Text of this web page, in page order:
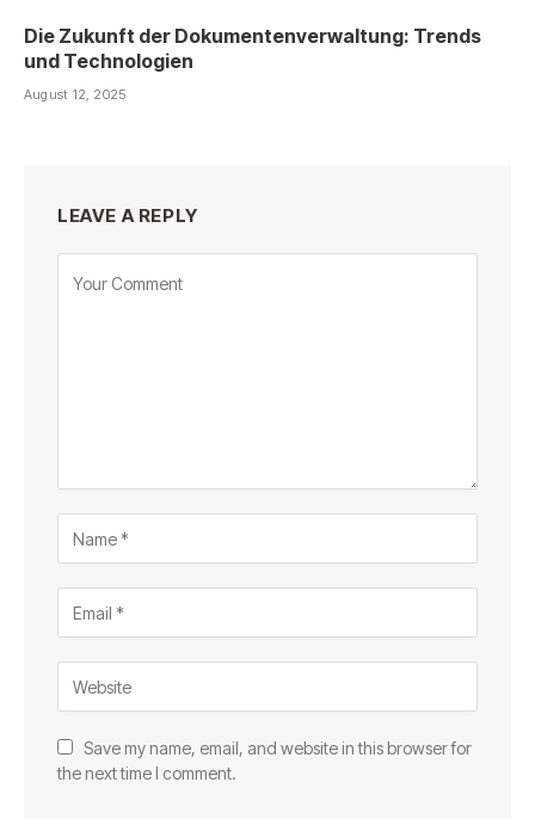
Die Zukunft der Dokumentenverwaltung: Trends
und Technologien
August 12, 2025
LEAVE A REPLY
Save my name, email, and website in this browser for
the next time I comment.